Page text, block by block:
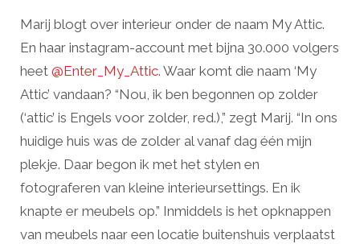
Marij blogt over interieur onder de naam My Attic.
En haar instagram-account met bijna 30.000 volgers
heet @Enter_My_Attic. Waar komt die naam ‘My
Attic’ vandaan? “Nou, ik ben begonnen op zolder
(‘attic’ is Engels voor zolder, red.),” zegt Marij. “In ons
huidige huis was de zolder al vanaf dag één mijn
plekje. Daar begon ik met het stylen en
fotograferen van kleine interieursettings. En ik
knapte er meubels op.” Inmiddels is het opknappen
van meubels naar een locatie buitenshuis verplaatst